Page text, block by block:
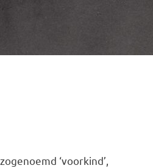
‘voorkind’,